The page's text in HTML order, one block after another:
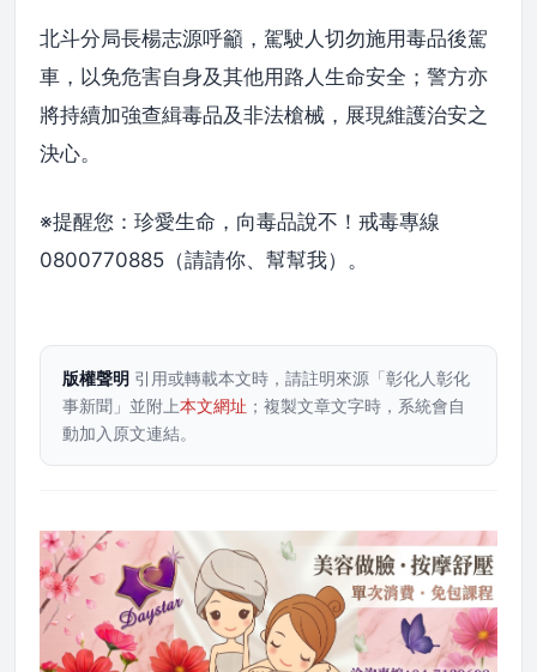
北斗分局長楊志源呼籲，駕駛人切勿施用毒品後駕
車，以免危害自身及其他用路人生命安全；警方亦
將持續加強查緝毒品及非法槍械，展現維護治安之
決心。
※提醒您：珍愛生命，向毒品說不！戒毒專線
0800770885（請請你、幫幫我）。
版權聲明 引用或轉載本文時，請註明來源「彰化人彰化
事新聞」並附上本文網址 ；複製文章文字時，系統會自
動加入原文連結。